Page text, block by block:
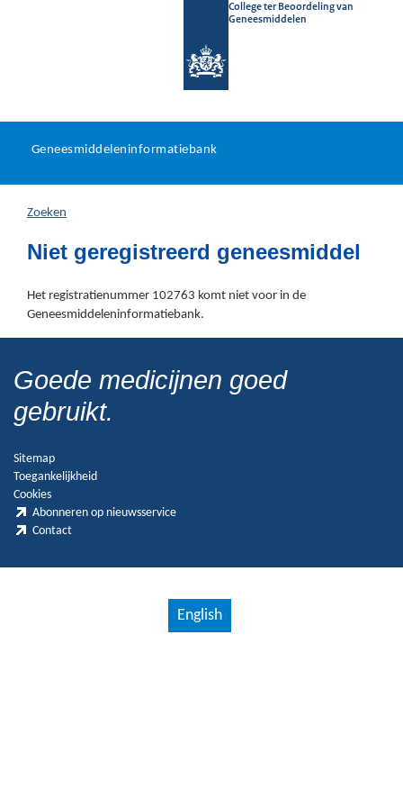
College ter Beoordeling van
Geneesmiddelen
U
hier:
Geneesmiddeleninformatiebank
Zoeken
Niet geregistreerd geneesmiddel
Het registratienummer 102763 komt niet voor in de
Geneesmiddeleninformatiebank.
Goede medicijnen goed
gebruikt.
Sitemap
Toegankelijkheid
Cookies
Abonneren op nieuwsservice
Contact
English